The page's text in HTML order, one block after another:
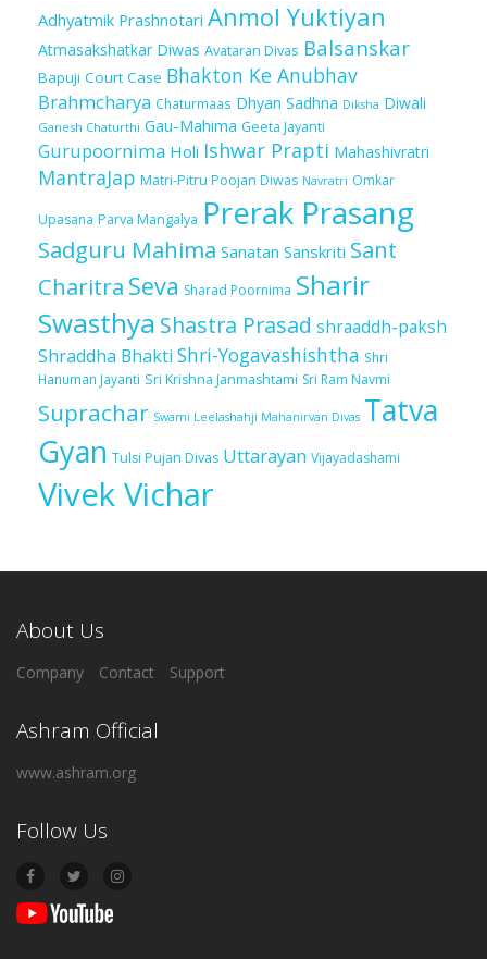
Adhyatmik Prashnotari Anmol Yuktiyan
Atmasakshatkar Diwas Avataran Divas Balsanskar
Bapuji Court Case Bhakton Ke Anubhav
Brahmcharya Chaturmaas Dhyan Sadhna Diksha Diwali
Ganesh Chaturthi Gau-Mahima Geeta Jayanti
Gurupoornima Holi Ishwar Prapti Mahashivratri
MantraJap Matri-Pitru Poojan Diwas Navratri Omkar
Upasana Parva Mangalya Prerak Prasang
Sadguru Mahima Sanatan Sanskriti Sant
Charitra Seva Sharad Poornima Sharir
Swasthya Shastra Prasad shraaddh-paksh
Shraddha Bhakti Shri-Yogavashishtha Shri
Hanuman Jayanti Sri Krishna Janmashtami Sri Ram Navmi
Suprachar Swami Leelashahji Mahanirvan Divas Tatva
Gyan Tulsi Pujan Divas Uttarayan Vijayadashami
Vivek Vichar
About Us
Company Contact Support
Ashram Official
www.ashram.org
Follow Us